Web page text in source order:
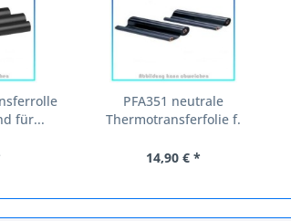
für...
PFA351 neutrale
Thermotransferfolie f.
14,90 € *